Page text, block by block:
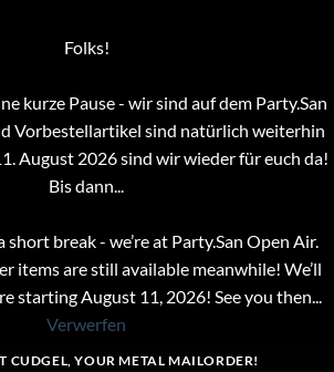
Folks!
kurze Pause - wir sind auf dem Party.San
Vorbestellartikel sind natürlich weiterhin
August 2026 sind wir wieder für euch da!
Bis dann...
break - we’re at Party.San Open Air.
items are still available meanwhile! We’ll
starting August 11, 2026! See you then...
Verwerfen
CUDGEL, YOUR METAL MAILORDER!